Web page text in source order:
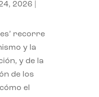
2026
recorre
y la
y de la
de los
el